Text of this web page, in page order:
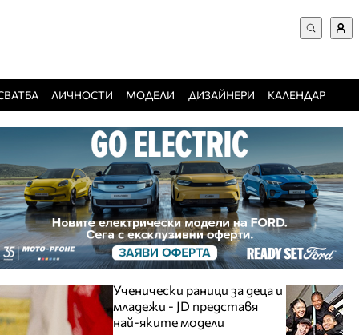
Забравена парола
Регистрация
Добавяне на фирма
Защо да се регистрирам
ЛИЧНОСТИ МОДЕЛИ ДИЗАЙНЕРИ КАЛЕНДАР
Ученически раници за деца и
младежи - JD представя
най-яките модели